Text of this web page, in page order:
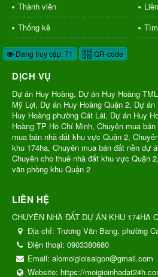
Thành viên
Thống kê
Đang truy cập: 71 QR-code
DỊCH VỤ
Dự án Huy Hoàng, Dự án Huy Hoàng
Mỹ Lợi, Dự án Huy Hoàng Quận 2, Dự
Huy Hoàng phường Cát Lái, Dự án Huy
Hoàng TP Hồ Chí Minh, Chuyên mua
mua bán nhà đất khu vực Quận 2,
khu 174ha, Chuyên mua bán đất nền dự
Chuyên cho thuê nhà đất khu vực Quận
văn phòng khu Quận 2
LIÊN HỆ
CHUYÊN NHÀ ĐẤT DỰ ÁN KHU 174HA
Địa chỉ: Trương Văn Bang, phường
Điện thoại: 0903380680
Email: alomoigioisaigon@gmail.com
Website: https://